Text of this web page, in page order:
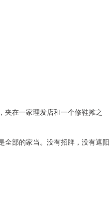
夹在一家理发店和一个修鞋摊之
全部的家当。没有招牌，没有遮阳